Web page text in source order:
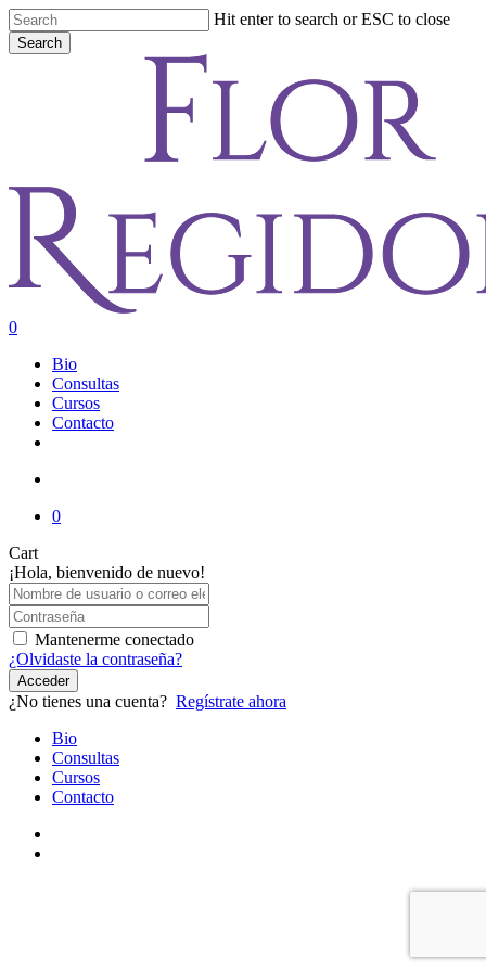
Skip
to
main
Hit enter to search or ESC to close
Search
account
0
Bio
Consultas
Cursos
Contacto
0
CartClose
Cart
¡Hola, bienvenido de nuevo!
Mantenerme conectado
¿Olvidaste la contraseña?
Acceder
¿No tienes una cuenta? Regístrate ahora
Close
Menu
Bio
Consultas
Cursos
Contacto